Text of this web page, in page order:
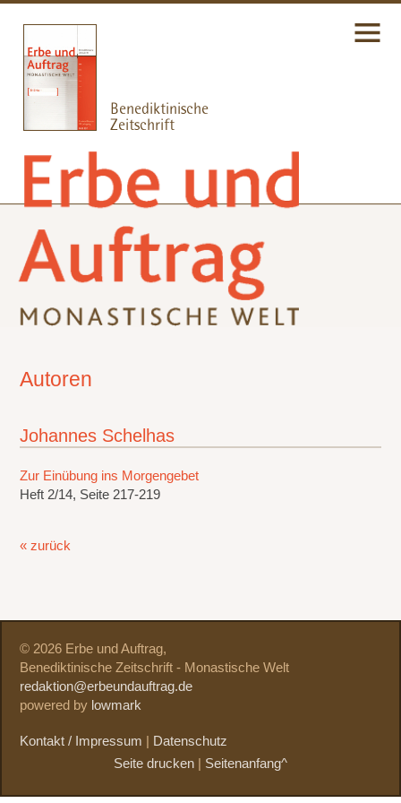
Autoren
Johannes Schelhas
Zur Einübung ins Morgengebet
Heft 2/14, Seite 217-219
« zurück
© 2026 Erbe und Auftrag,
Benediktinische Zeitschrift - Monastische Welt
redaktion@erbeundauftrag.de
powered by lowmark
Kontakt / Impressum
Datenschutz
Seite drucken
Seitenanfang^